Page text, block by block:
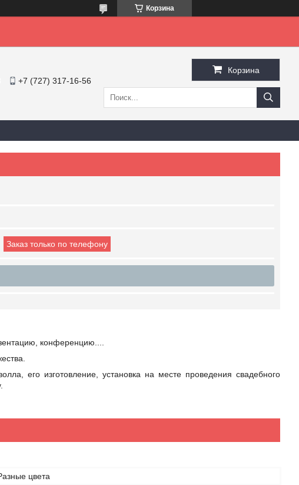
Корзина
+7 (727) 317-16-56
Корзина
Заказ только по телефону
конференцию....
его изготовление, установка на месте проведения свадебного
цвета